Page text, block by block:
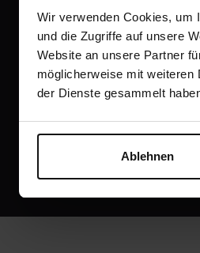
Wir verwenden Cookies, um
und die Zugriffe auf unsere
Website an unsere Partner
möglicherweise mit weiteren
der Dienste gesammelt
Ablehnen
Erlebe mit